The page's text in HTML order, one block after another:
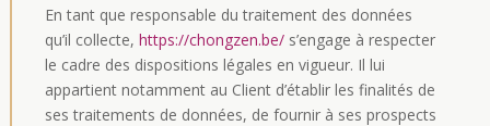
En tant que responsable du traitement des données
qu’il collecte, https://chongzen.be/s’engage à respecter
le cadre des dispositions légales en vigueur. Il lui
appartient notamment au Client d’établir les finalités de
ses traitements de données, de fournir à ses prospects